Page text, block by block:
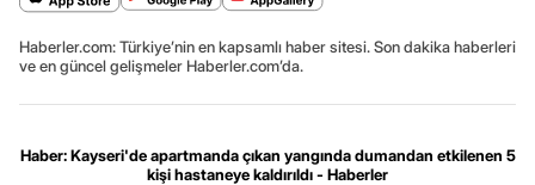
Haberler.com: Türkiye’nin en kapsamlı haber sitesi. Son dakika haberleri
ve en güncel gelişmeler Haberler.com’da.
Haber: Kayseri'de apartmanda çıkan yangında dumandan etkilenen 5
kişi hastaneye kaldırıldı - Haberler